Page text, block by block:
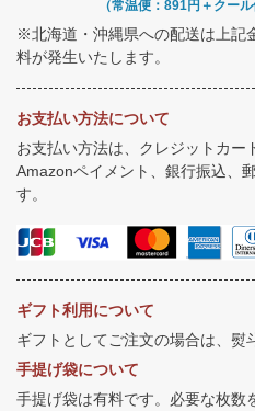
（常温便：891円＋クー
※北海道・沖縄県への配送は上記
料が発生いたします。
お支払い方法について
お支払い方法は、クレジットカー
Amazonペイメント、銀行振込、
す。
ギフト利用について
ギフトとしてご注文の場合は、熨
手提げ袋について
手提げ袋は有料です。必要な枚数